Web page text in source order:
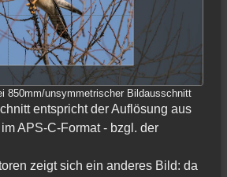
850mm/unsymmetrischer Bildausschnitt
entspricht der Auflösung aus
APS-C-Format - bzgl. der
zeigt sich ein anderes Bild: da